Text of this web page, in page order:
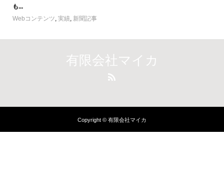
も...
Webコンテンツ, 実績, 新聞記事
有限会社マイカ
Copyright © 有限会社マイカ